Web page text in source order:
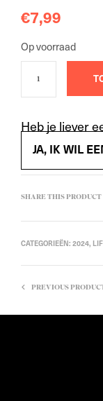
€7,99
Op voorraad
Heb je liever
JA, IK WIL
SHARE THIS PRODUCT
CATEGORIEËN: 2024,
PREVIOUS